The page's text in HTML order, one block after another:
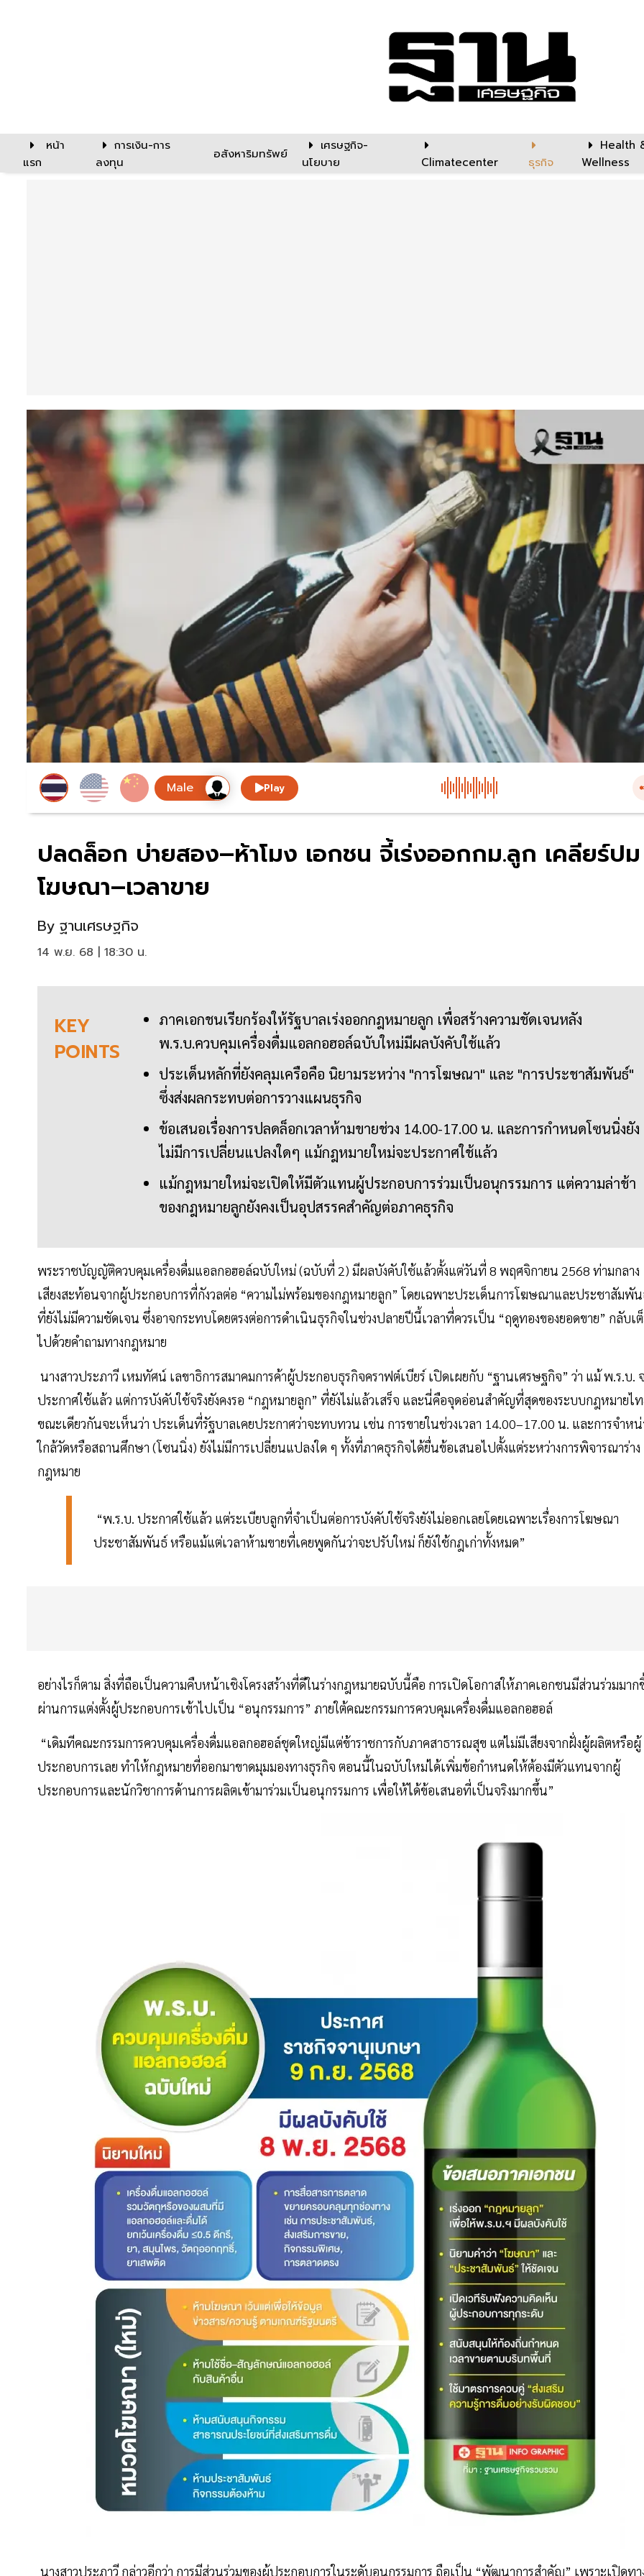
หน้า
แรก
การเงิน-การ
ลงทุน
อสังหาริมทรัพย์
เศรษฐกิจ-
นโยบาย
Climatecenter ธุรกิจ
Health
Wellness
Play
ปลดล็อก บ่ายสอง–ห้าโมง เอกชน จี้เร่งออกกม.ลูก เคลียร์ปม
โฆษณา–เวลาขาย
By ฐานเศรษฐกิจ
14 พ.ย. 68 | 18:30 น.
KEY
POINTS
ภาคเอกชนเรียกร้องให้รัฐบาลเร่งออกกฎหมายลูก เพื่อสร้างความชัดเจนหลัง
พ.ร.บ.ควบคุมเครื่องดื่มแอลกอฮอล์ฉบับใหม่มีผลบังคับใช้แล้ว
ประเด็นหลักที่ยังคลุมเครือคือ นิยามระหว่าง "การโฆษณา" และ "การประชาสัมพันธ์"
ซึ่งส่งผลกระทบต่อการวางแผนธุรกิจ
ข้อเสนอเรื่องการปลดล็อกเวลาห้ามขายช่วง 14.00-17.00 น. และการกำหนดโซนนิ่งยัง
ไม่มีการเปลี่ยนแปลงใดๆ แม้กฎหมายใหม่จะประกาศใช้แล้ว
แม้กฎหมายใหม่จะเปิดให้มีตัวแทนผู้ประกอบการร่วมเป็นอนุกรรมการ แต่ความล่าช้า
ของกฎหมายลูกยังคงเป็นอุปสรรคสำคัญต่อภาคธุรกิจ
พระราชบัญญัติควบคุมเครื่องดื่มแอลกอฮอล์ฉบับใหม่ (ฉบับที่ 2) มีผลบังคับใช้แล้วตั้งแต่วันที่ 8 พฤศจิกายน 2568 ท่ามกลาง
เสียงสะท้อนจากผู้ประกอบการที่กังวลต่อ “ความไม่พร้อมของกฎหมายลูก” โดยเฉพาะประเด็นการโฆษณาและประชาสัมพั
ที่ยังไม่มีความชัดเจน ซึ่งอาจกระทบโดยตรงต่อการดำเนินธุรกิจในช่วงปลายปีนี้เวลาที่ควรเป็น “ฤดูทองของยอดขาย” กลับเ
ไปด้วยคำถามทางกฎหมาย
นางสาวประภาวี เหมทัศน์ เลขาธิการสมาคมการค้าผู้ประกอบธุรกิจคราฟต์เบียร์ เปิดเผยกับ “ฐานเศรษฐกิจ” ว่า แม้ พ.ร.บ.
ประกาศใช้แล้ว แต่การบังคับใช้จริงยังคงรอ “กฎหมายลูก” ที่ยังไม่แล้วเสร็จ และนี่คือจุดอ่อนสำคัญที่สุดของระบบกฎหมายไ
ขณะเดียวกันจะเห็นว่า ประเด็นที่รัฐบาลเคยประกาศว่าจะทบทวน เช่น การขายในช่วงเวลา 14.00–17.00 น. และการจำห
ใกล้วัดหรือสถานศึกษา (โซนนิ่ง) ยังไม่มีการเปลี่ยนแปลงใด ๆ ทั้งที่ภาคธุรกิจได้ยื่นข้อเสนอไปตั้งแต่ระหว่างการพิจารณาร่าง
กฎหมาย
“พ.ร.บ. ประกาศใช้แล้ว แต่ระเบียบลูกที่จำเป็นต่อการบังคับใช้จริงยังไม่ออกเลยโดยเฉพาะเรื่องการโฆษณา
ประชาสัมพันธ์ หรือแม้แต่เวลาห้ามขายที่เคยพูดกันว่าจะปรับใหม่ ก็ยังใช้กฎเก่าทั้งหมด”
อย่างไรก็ตาม สิ่งที่ถือเป็นความคืบหน้าเชิงโครงสร้างที่ดีในร่างกฎหมายฉบับนี้คือ การเปิดโอกาสให้ภาคเอกชนมีส่วนร่วมมา
ผ่านการแต่งตั้งผู้ประกอบการเข้าไปเป็น “อนุกรรมการ” ภายใต้คณะกรรมการควบคุมเครื่องดื่มแอลกอฮอล์
“เดิมทีคณะกรรมการควบคุมเครื่องดื่มแอลกอฮอล์ชุดใหญ่มีแต่ข้าราชการกับภาคสาธารณสุข แต่ไม่มีเสียงจากฝั่งผู้ผลิตหรือผู้
ประกอบการเลย ทำให้กฎหมายที่ออกมาขาดมุมมองทางธุรกิจ ตอนนี้ในฉบับใหม่ได้เพิ่มข้อกำหนดให้ต้องมีตัวแทนจากผู้
ประกอบการและนักวิชาการด้านการผลิตเข้ามาร่วมเป็นอนุกรรมการ เพื่อให้ได้ข้อเสนอที่เป็นจริงมากขึ้น”
นางสาวประภาวี กล่าวอีกว่า การมีส่วนร่วมของผู้ประกอบการในระดับอนุกรรมการ ถือเป็น “พัฒนาการสำคัญ” เพราะเปิดทา